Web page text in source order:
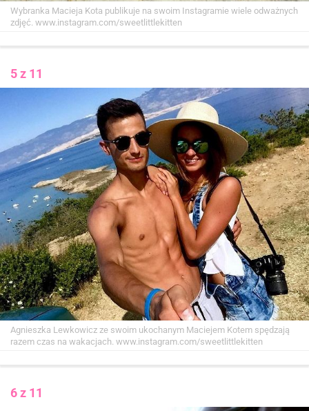
Wybranka Macieja Kota publikuje na swoim Instagramie wiele odważnych
zdjęć. www.instagram.com/sweetlittlekitten
5 z 11
Agnieszka Lewkowicz ze swoim ukochanym Maciejem Kotem spędzają
razem czas na wakacjach. www.instagram.com/sweetlittlekitten
6 z 11